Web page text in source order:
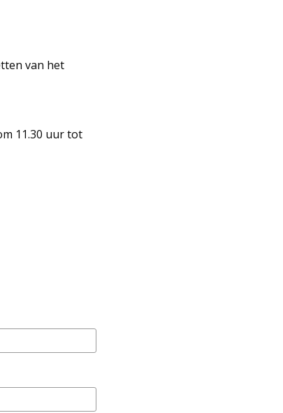
van het
11.30 uur tot